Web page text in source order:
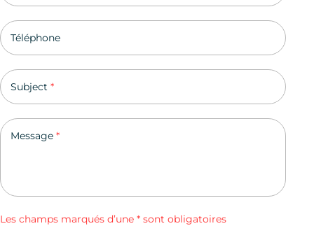
Téléphone
Subject *
Message *
Les champs marqués d’une * sont obligatoires